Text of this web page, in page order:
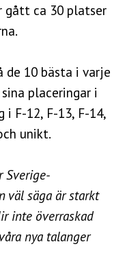
gått ca 30 platser
de 10 bästa i varje
sina placeringar i
i F-12, F-13, F-14,
unikt.
Sverige-
väl säga är starkt
inte överraskad
nya talanger